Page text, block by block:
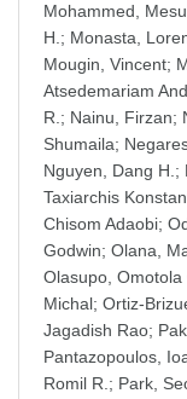
Mohammed,
H. ; Monasta,
Mougin, Vincent;
Atsedemariam
R. ; Nainu, Firzan;
Shumaila;
Nguyen, Dang H. ;
Taxiarchis
Chisom Adaobi;
Godwin; Olana,
Olasupo, Omotola
Michal; Ortiz-
Jagadish Rao;
Pantazopoulos,
Romil R. ; Park,